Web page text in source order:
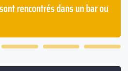
moyenne deux ans à avoir
leur vie.